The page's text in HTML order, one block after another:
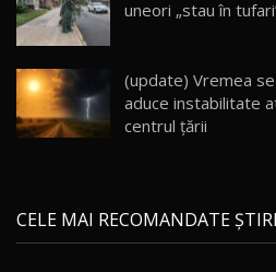
AutoBlog.MD
23:36
20
Noul ZEEKR 7X /
29:08
21
Micul BYD Dolphin
AutoBlog.MD
16:59
uneori „stau în
(update) Vremea se
aduce instabilitate
centrul țării
CELE MAI RECOMANDATE ȘTIRI